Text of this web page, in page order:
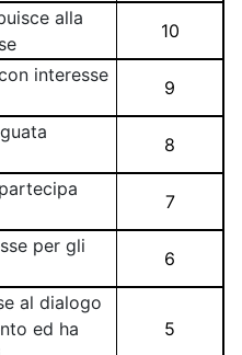
alla
10
interesse
9
8
7
per gli
6
al dialogo
ed ha
5